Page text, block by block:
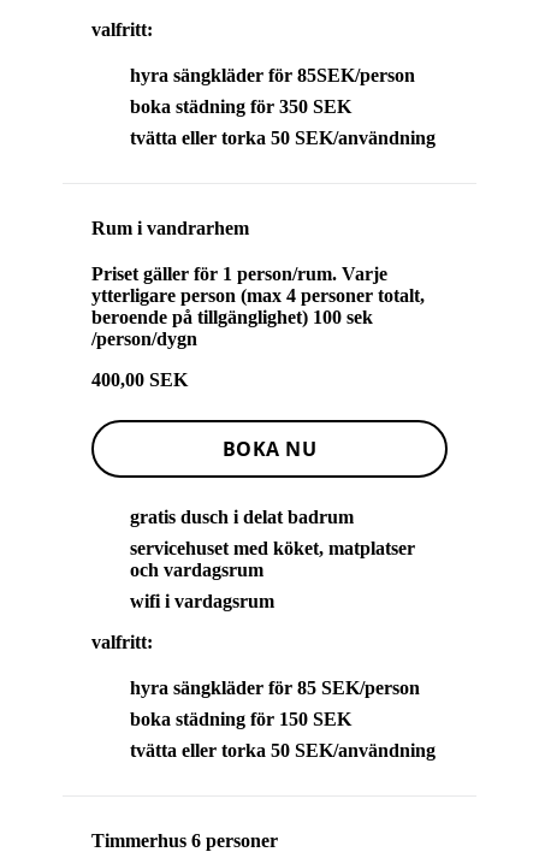
valfritt:
hyra sängkläder för 85SEK/person
boka städning för 350 SEK
tvätta eller torka 50 SEK/användning
Rum i vandrarhem
Priset gäller för 1 person/rum. Varje
ytterligare person (max 4 personer totalt,
beroende på tillgänglighet) 100 sek
/person/dygn
400,00 SEK
gratis dusch i delat badrum
servicehuset med köket, matplatser
och vardagsrum
wifi i vardagsrum
valfritt:
hyra sängkläder för 85 SEK/person
boka städning för 150 SEK
tvätta eller torka 50 SEK/användning
BOKA NU
Timmerhus 6 personer